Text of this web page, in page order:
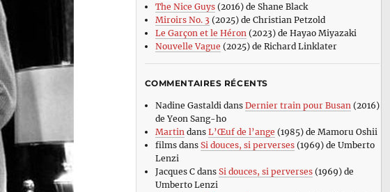
The Nice Guys(2016) de Shane Black
Miroirs No. 3 (2025) de Christian Petzold
Le Garçon et le Héron (2023) de Hayao Miyazaki
Nouvelle Vague (2025) de Richard Linklater
COMMENTAIRES RÉCENTS
Nadine Gastaldidans Dernier train pour Busan(2016)
de Yeon Sang-ho
Martindans L’Œuf de l’ange (1985) de Mamoru Oshii
filmsdans Si douces, si perverses(1969) de Umberto
Lenzi
Jacques Cdans Si douces, si perverses(1969) de
Umberto Lenzi